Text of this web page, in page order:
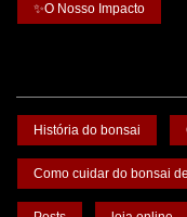
✨O Nosso Impacto
História do bonsai
Como cuidar do bonsai